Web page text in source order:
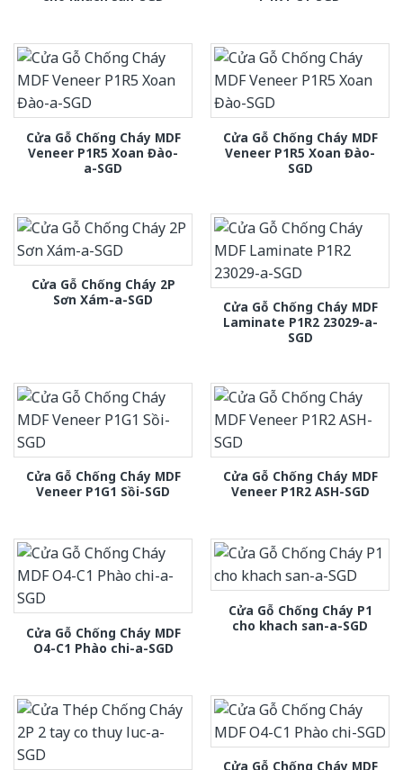
Cửa Gỗ Chống Cháy MDF
Veneer P1R5 Xoan Đào-
a-SGD
Cửa Gỗ Chống Cháy MDF
Veneer P1R5 Xoan Đào-
SGD
Cửa Gỗ Chống Cháy 2P
Sơn Xám-a-SGD
Cửa Gỗ Chống Cháy MDF
Laminate P1R2 23029-a-
SGD
Cửa Gỗ Chống Cháy MDF
Veneer P1G1 Sồi-SGD
Cửa Gỗ Chống Cháy MDF
Veneer P1R2 ASH-SGD
Cửa Gỗ Chống Cháy MDF
O4-C1 Phào chi-a-SGD
Cửa Gỗ Chống Cháy P1
cho khach san-a-SGD
Cửa Gỗ Chống Cháy MDF